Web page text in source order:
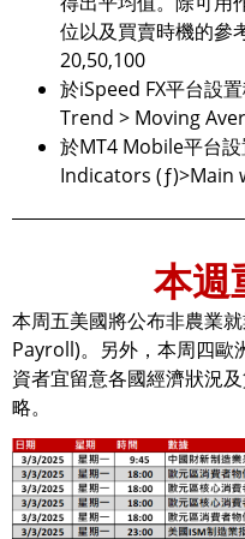
位以及買賣時機的參
20,50,100
於iSpeed FX平台設
Trend > Moving
於MT4 Mobile平台
Indicators (ƒ)>Main
本週
本周五美國將公布非農業
Payroll)。另外，本周四歐
資者宜留意各國經濟狀況
略。